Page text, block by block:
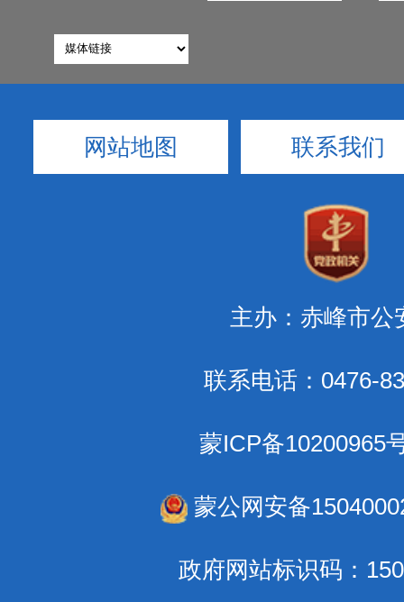
网站地图 联系我们
主办：赤峰市公
联系电话：0476-
蒙ICP备10200965
蒙公网安备
政府网站标识码：